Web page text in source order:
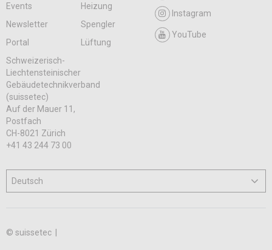
Events
Heizung
Newsletter
Spengler
Portal
Lüftung
Instagram
YouTube
Schweizerisch-
Liechtensteinischer
Gebäudetechnikverband
(suissetec)
Auf der Mauer 11,
Postfach
CH-8021 Zürich
+41 43 244 73 00
© suissetec |